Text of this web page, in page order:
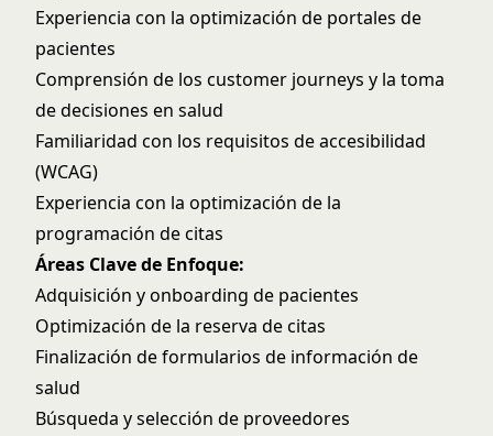
Experiencia con la optimización de portales de
pacientes
Comprensión de los customer journeys y la toma
de decisiones en salud
Familiaridad con los requisitos de accesibilidad
(WCAG)
Experiencia con la optimización de la
programación de citas
Áreas Clave de Enfoque:
Adquisición y onboarding de pacientes
Optimización de la reserva de citas
Finalización de formularios de información de
salud
Búsqueda y selección de proveedores